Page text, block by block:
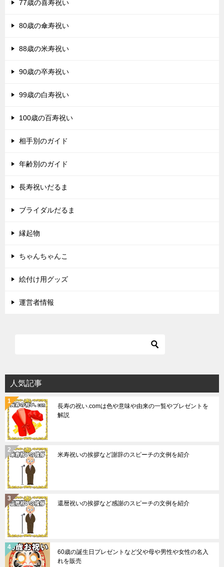
77歳の喜寿祝い
80歳の傘寿祝い
88歳の米寿祝い
90歳の卒寿祝い
99歳の白寿祝い
100歳の百寿祝い
相手別のガイド
年齢別のガイド
長寿祝いだるま
ブライダルだるま
縁起物
ちゃんちゃんこ
絵付け用グッズ
運営者情報
人気記事
長寿の祝い.comは色や意味や由来の一覧やプレゼントを
解説
米寿祝いの挨拶など謝辞のスピーチの文例を紹介
還暦祝いの挨拶など感謝のスピーチの文例を紹介
60歳の誕生日プレゼントなど父や母や男性や女性の名入
れを販売